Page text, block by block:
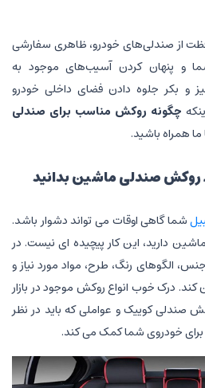
از صندلی‌های خودرو، ظاهری سفارشی
و پنهان کردن آسیب‌های موجود به
و بکر جلوه دادن فضای داخلی خودرو
چگونه روکش مناسب برای صندلی
ما همراه باشید.
روکش صندلی ماشین بدانید
شما گاهی اوقات می تواند دشوار باشد.
دارید، این کار پیچیده ای نیست. در
الگوهای رنگ، طرح، مواد مورد نیاز و
درک خوب انواع روکش موجود در بازار
صندلی کوییک و عواملی که باید در نظر
برای خودروی شما کمک می کند.